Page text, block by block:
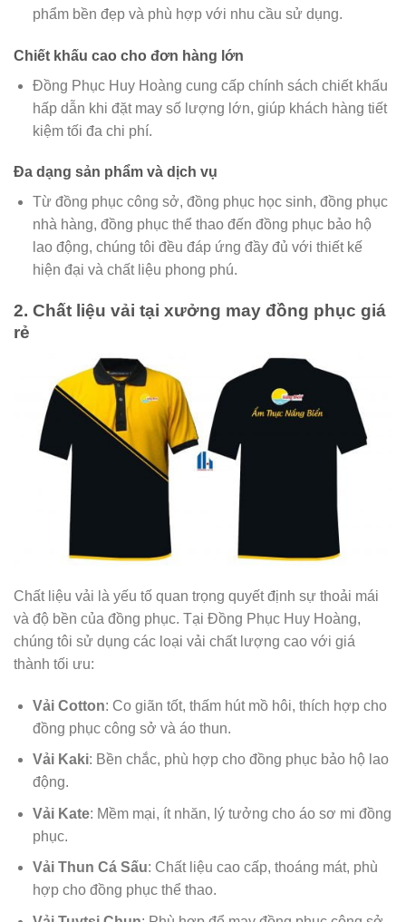
phẩm bền đẹp và phù hợp với nhu cầu sử dụng.
Chiết khấu cao cho đơn hàng lớn
Đồng Phục Huy Hoàng cung cấp chính sách chiết khấu
hấp dẫn khi đặt may số lượng lớn, giúp khách hàng tiết
kiệm tối đa chi phí.
Đa dạng sản phẩm và dịch vụ
Từ đồng phục công sở, đồng phục học sinh, đồng phục
nhà hàng, đồng phục thể thao đến đồng phục bảo hộ
lao động, chúng tôi đều đáp ứng đầy đủ với thiết kế
hiện đại và chất liệu phong phú.
2. Chất liệu vải tại xưởng may đồng phục giá
rẻ
Chất liệu vải là yếu tố quan trọng quyết định sự thoải mái
và độ bền của đồng phục. Tại Đồng Phục Huy Hoàng,
chúng tôi sử dụng các loại vải chất lượng cao với giá
thành tối ưu:
Vải Cotton: Co giãn tốt, thấm hút mồ hôi, thích hợp cho
đồng phục công sở và áo thun.
Vải Kaki: Bền chắc, phù hợp cho đồng phục bảo hộ lao
động.
Vải Kate: Mềm mại, ít nhăn, lý tưởng cho áo sơ mi đồng
phục.
Vải Thun Cá Sấu: Chất liệu cao cấp, thoáng mát, phù
hợp cho đồng phục thể thao.